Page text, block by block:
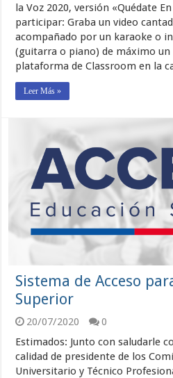
la Voz 2020, versión «Quédate
participar: Graba un video
acompañado por un karaoke o
(guitarra o piano) de máximo
plataforma de Classroom en la
Leer Más »
Sistema de Acceso
Superior
20/07/2020
0
Estimados: Junto con saludarle
calidad de presidente de los
Universitario y Técnico